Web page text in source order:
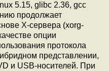
5.15, glibc 2.36, gcc
продолжает
X-сервера (xorg-
опции
протокола
представлении,
и USB-носителей. При